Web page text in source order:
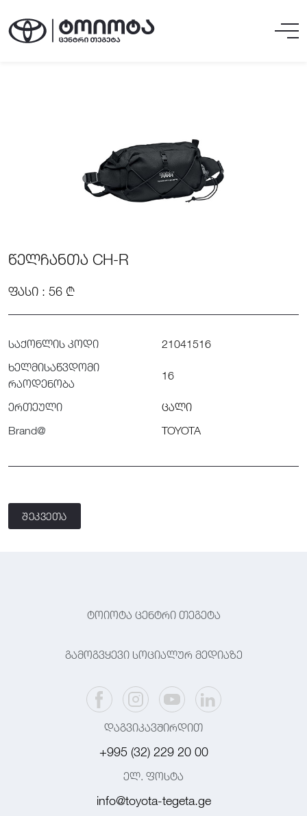
ᲬᲔᲚᲩᲐᲜᲗᲐ CH-R
ᲤᲐᲡᲘ : 56 ₾
საქონლის კოდი
21041516
ხელმისაწვდომი
რაოდენობა
16
ერთეული
ცალი
Brand@
TOYOTA
შეკვეთა
ტოიოტა ცენტრი თეგეტა
გამოგვყევი სოციალურ მედიაზე
დაგვიკავშირდით
+995 (32) 229 20 00
ელ. ფოსტა
info@toyota-tegeta.ge